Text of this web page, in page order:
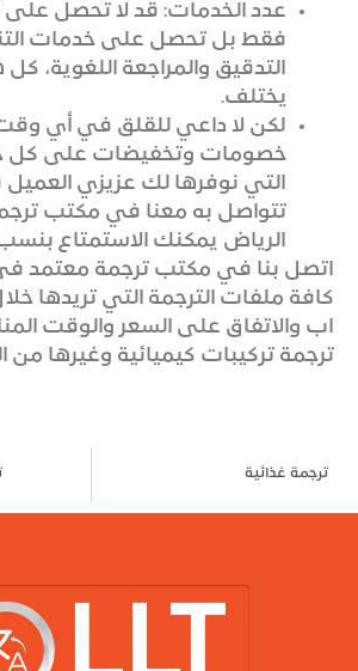
عدد الخدمات: قد لا تحصل على
فقط بل تحصل على خدمات
التدقيق والمراجعة اللغوية،
يختلف.
لكن لا داعي للقلق في أي
خصومات وتخفيضات على كل
التي نوفرها لك عزيزي
تتواصل به معنا في مكتب
الرياض يمكنك الاستمتاع
اتصل بنا في مكتب ترجمة معتمد
كافة ملفات الترجمة التي تريدها
اب والاتفاق على السعر والوقت
ترجمة تركيبات كيميائية وغيرها من
ترجمة غذائية